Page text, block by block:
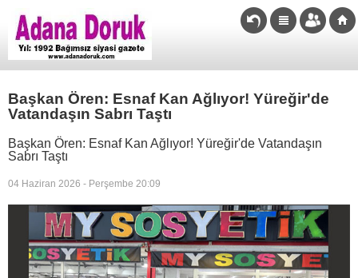
Başkan Ören: Esnaf Kan Ağlıyor! Yüreğir'de
Vatandaşın Sabrı Taştı
Başkan Ören: Esnaf Kan Ağlıyor! Yüreğir'de Vatandaşın
Sabrı Taştı
04 Haziran 2026 - Perşembe 20:09